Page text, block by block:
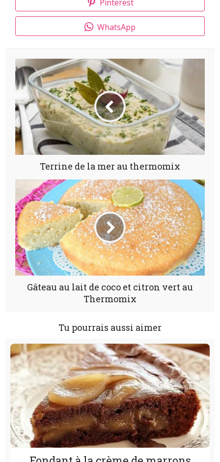
Pinterest
WhatsApp
Terrine de la mer au thermomix
Gâteau au lait de coco et citron vert au
Thermomix
Tu pourrais aussi aimer